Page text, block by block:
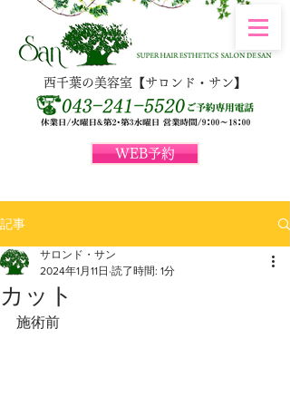
WEB予約
西千葉の美容室【サロンド・サン】
記事
カット
サロンド・サン
2024年1月11日 読了時間: 1分
施術前